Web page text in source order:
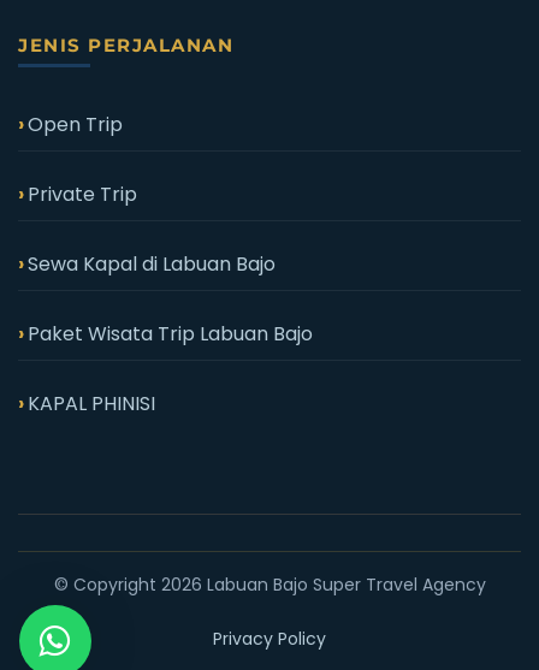
JENIS PERJALANAN
Open Trip
Private Trip
Sewa Kapal di Labuan Bajo
Paket Wisata Trip Labuan Bajo
KAPAL PHINISI
© Copyright 2026 Labuan Bajo Super Travel Agency
Privacy Policy